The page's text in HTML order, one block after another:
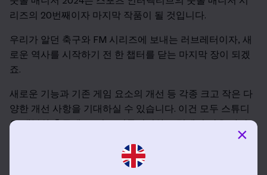
리즈의 20번째이자 마지막 작품이 될 것입니다.
우리가 알던 축구와 FM 시리즈에 보내는 러브레터이자, 새
로운 역사를 시작하기 전 한 챕터를 닫는 마지막 장이 되겠
죠.
새로운 기능과 기존 게임 요소의 개선 등 각종 크고 작은 다
양한 개선 사항을 기대하실 수 있습니다. 이건 모두 스튜디
오 내부와 축구계, 그리고 커뮤니티와 포럼에서 많은 아이
스포츠 인터렉티브 제작 팀의 대부분은 FM24이야말로 지
×